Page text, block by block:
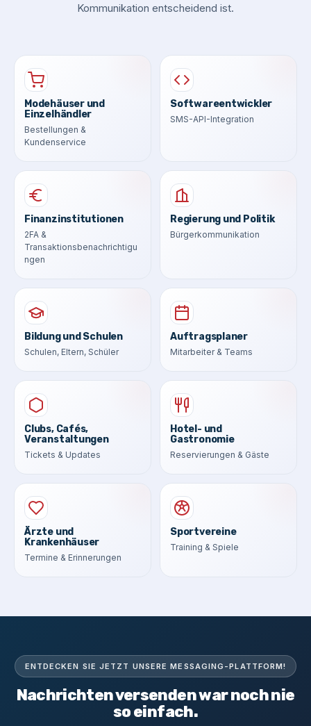
Kommunikation entscheidend ist.
Modehäuser und
Einzelhändler
Bestellungen &
Kundenservice
Softwareentwickler
SMS-API-Integration
Finanzinstitutionen
2FA &
Transaktionsbenachrichtigu
ngen
Regierung und Politik
Bürgerkommunikation
Bildung und Schulen
Schulen, Eltern, Schüler
Auftragsplaner
Mitarbeiter & Teams
Clubs, Cafés,
Veranstaltungen
Tickets & Updates
Hotel- und
Gastronomie
Reservierungen & Gäste
Ärzte und
Krankenhäuser
Termine & Erinnerungen
Sportvereine
Training & Spiele
ENTDECKEN SIE JETZT UNSERE MESSAGING-PLATTFORM!
Nachrichten versenden war noch nie
so einfach.